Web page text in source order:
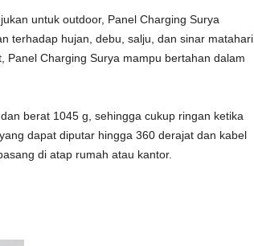
untuk outdoor, Panel Charging Surya
terhadap hujan, debu, salju, dan sinar matahari
Panel Charging Surya mampu bertahan dalam
berat 1045 g, sehingga cukup ringan ketika
dapat diputar hingga 360 derajat dan kabel
di atap rumah atau kantor.